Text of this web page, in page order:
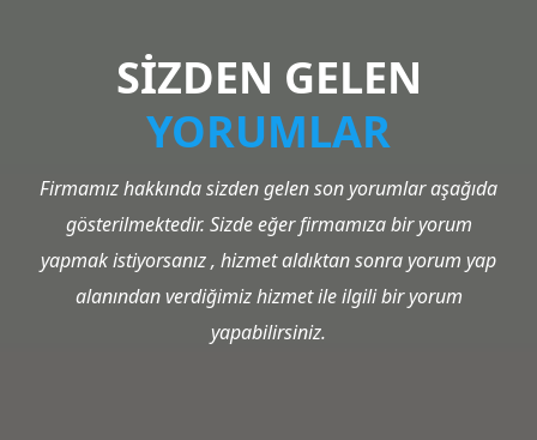
SİZDEN GELEN
YORUMLAR
Firmamız hakkında sizden gelen son yorumlar aşağıda
gösterilmektedir. Sizde eğer firmamıza bir yorum
yapmak istiyorsanız , hizmet aldıktan sonra yorum yap
alanından verdiğimiz hizmet ile ilgili bir yorum
yapabilirsiniz.